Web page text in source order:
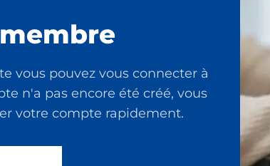
vous pouvez vous connecter à
n'a pas encore été créé, vous
votre compte rapidement.